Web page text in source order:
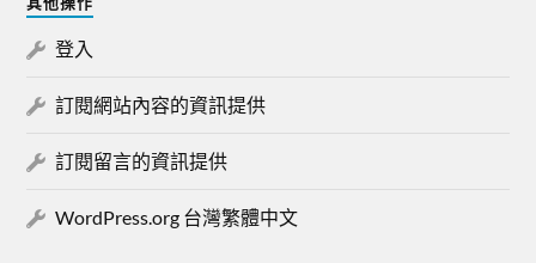
登入
訂閱網站內容的資訊提供
訂閱留言的資訊提供
WordPress.org 台灣繁體中文